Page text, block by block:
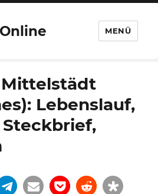
MENÜ
Lebenslauf,